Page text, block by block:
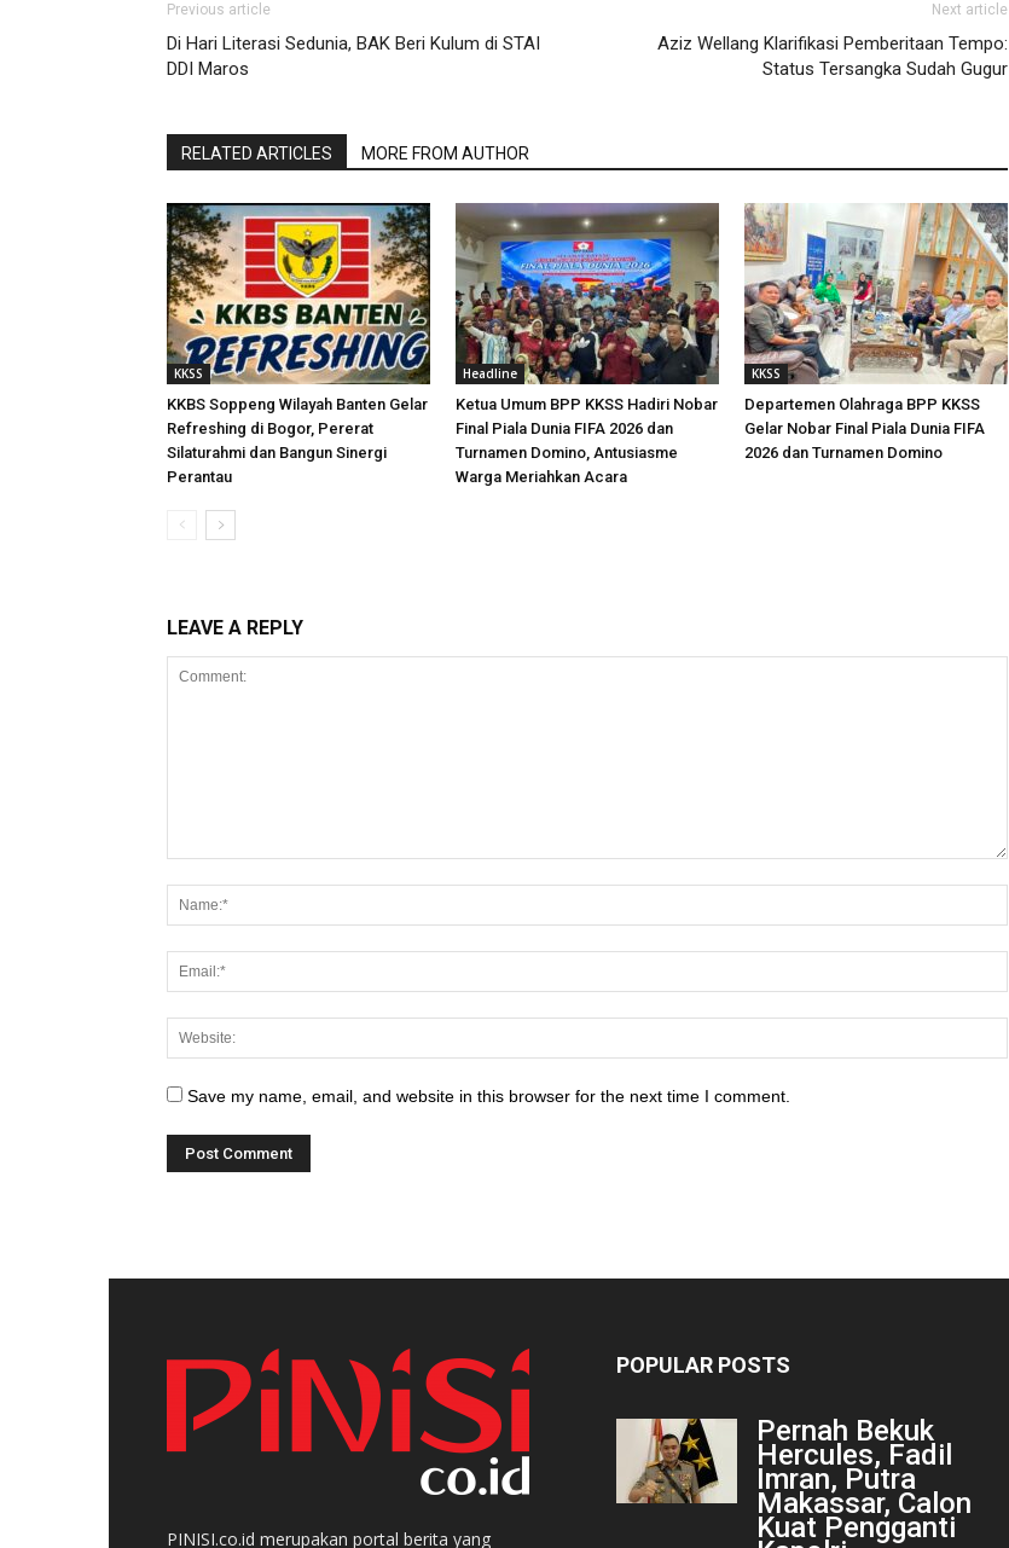
Previous article
Di Hari Literasi Sedunia, BAK Beri Kulum di STAI
DDI Maros
Next article
Aziz Wellang Klarifikasi Pemberitaan Tempo:
Status Tersangka Sudah Gugur
RELATED ARTICLES MORE FROM AUTHOR
KKSS
KKBS Soppeng Wilayah Banten Gelar
Refreshing di Bogor, Pererat
Silaturahmi dan Bangun Sinergi
Perantau
Headline
Ketua Umum BPP KKSS Hadiri Nobar
Final Piala Dunia FIFA 2026 dan
Turnamen Domino, Antusiasme
Warga Meriahkan Acara
KKSS
Departemen Olahraga BPP KKSS
Gelar Nobar Final Piala Dunia FIFA
2026 dan Turnamen Domino
LEAVE A REPLY
Save my name, email, and website in this browser for the next time I comment.
PINISI.co.id merupakan portal berita yang
POPULAR POSTS
Pernah Bekuk
Hercules, Fadil
Imran, Putra
Makassar, Calon
Kuat Pengganti